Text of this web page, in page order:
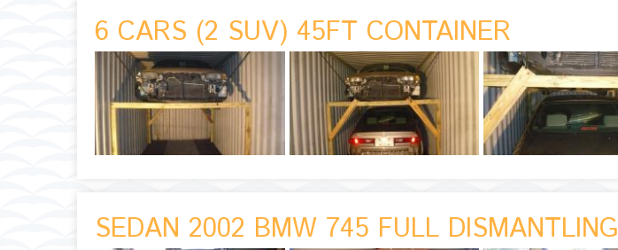
6 CARS (2 SUV) 45FT CONTAINER
SEDAN 2002 BMW 745 FULL DISMANTLING